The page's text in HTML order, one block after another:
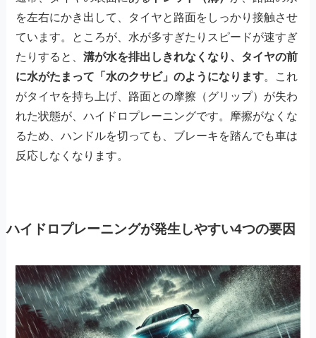
を左右にかき出して、タイヤと路面をしっかり接触させ
ています。ところが、水が多すぎたりスピードが速すぎ
たりすると、溝が水を排出しきれなくなり、タイヤの前
に水がたまって「水のクサビ」のようになります。これ
がタイヤを持ち上げ、路面との摩擦（グリップ）が失わ
れた状態が、ハイドロプレーニングです。摩擦がなくな
るため、ハンドルを切っても、ブレーキを踏んでも車は
反応しなくなります。
ハイドロプレーニングが発生しやすい4つの要因